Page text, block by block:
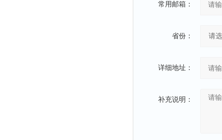
常用邮箱：
省份：
详细地址：
补充说明：